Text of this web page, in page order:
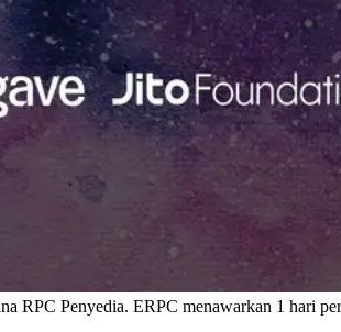
Penyedia. ERPC menawarkan 1 hari